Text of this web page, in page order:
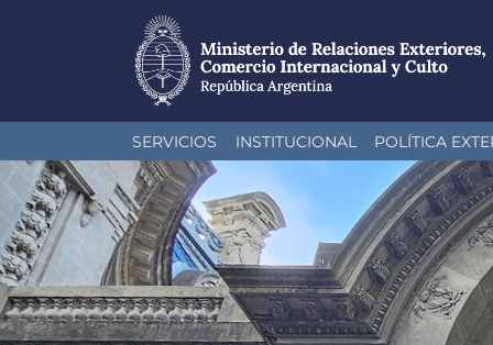
al
contenido
principal
SERVICIOS INSTITUCIONAL POLÍTICA